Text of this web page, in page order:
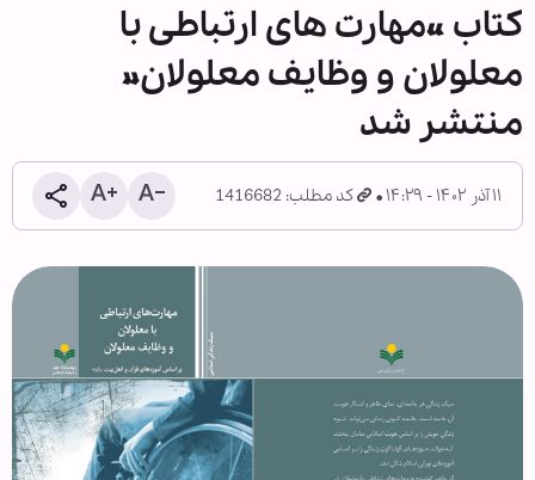
کتاب «مهارت های ارتباطی با
معلولان و وظایف معلولان»
منتشر شد
۱۱ آذر ۱۴۰۲ - ۱۴:۲۹ کد مطلب: 1416682